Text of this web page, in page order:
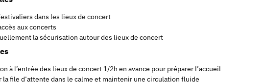
dans les lieux de concert
aux concerts
la sécurisation autour des lieux de concert
à l’entrée des lieux de concert 1/2h en avance pour préparer l’accueil
la file d’attente dans le calme et maintenir une circulation fluide